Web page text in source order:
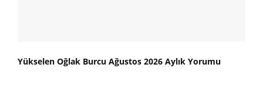
Yükselen Oğlak Burcu Ağustos 2026 Aylık Yorumu